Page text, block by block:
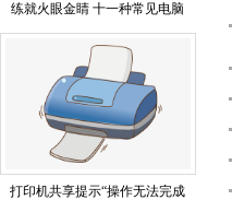
练就火眼金睛 十一种常见电脑
打印机共享提示“操作无法完成